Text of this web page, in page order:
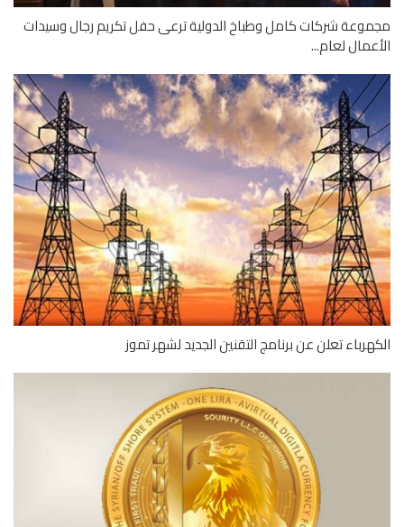
شركات كامل وطباخ الدولية ترعى حفل تكريم رجال وسيدات
لعام...
تعلن عن برنامج التقنين الجديد لشهر تموز